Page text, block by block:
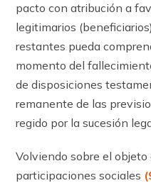
pacto con atribución a
legitimarios
restantes pueda
momento del
de disposiciones
remanente de las
regido por la sucesión
Volviendo sobre el
participaciones sociales